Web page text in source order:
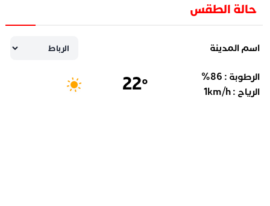
حالة الطقس
اسم المدينة
الرطوبة : 86
%
الرياح :
1km/h
22